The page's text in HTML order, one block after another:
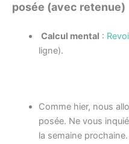
posée (avec retenue)
Calcul mental :
ligne).
Comme hier, nous
posée. Ne vous
la semaine prochaine.